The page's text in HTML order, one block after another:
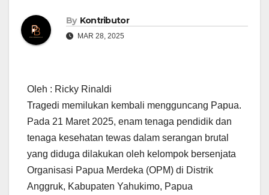
By Kontributor
MAR 28, 2025
Oleh : Ricky Rinaldi
Tragedi memilukan kembali mengguncang Papua.
Pada 21 Maret 2025, enam tenaga pendidik dan
tenaga kesehatan tewas dalam serangan brutal
yang diduga dilakukan oleh kelompok bersenjata
Organisasi Papua Merdeka (OPM) di Distrik
Anggruk, Kabupaten Yahukimo, Papua